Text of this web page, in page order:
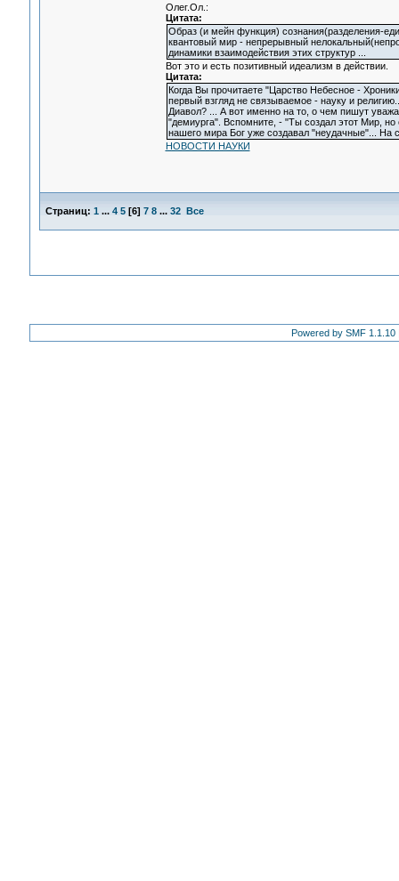
Олег.Ол.:
Цитата:
Образ (и мейн функция) сознания(разделения-
квантовый мир - непрерывный
динамики взаимодействия этих структур ...
Вот это и есть позитивный идеализм в действии.
Цитата:
Когда Вы прочитаете "Царство Небесное -
первый взгляд не связываемое - науку и
Диавол? ... А вот именно на то, о чем пишут
"демиурга". Вспомните, - "Ты создал этот Мир,
нашего мира Бог уже создавал "неудачные"... На
НОВОСТИ НАУКИ
Страниц: 1 ... 4 5[6] 7 8 ... 32 Все
Powered by SMF 1.1.10